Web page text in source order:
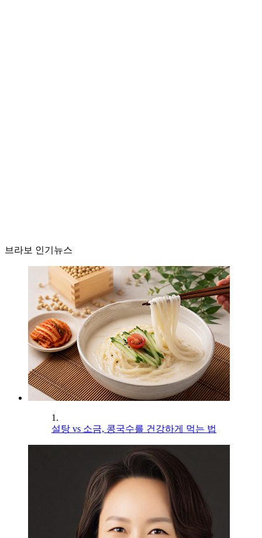
브라보 인기뉴스
1.
설탕 vs 소금, 콩국수를 건강하게 먹는 법